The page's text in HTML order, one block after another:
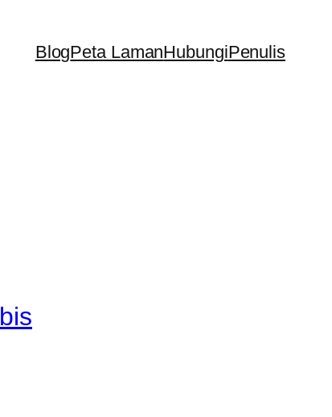
BlogPeta LamanHubungiPenulis